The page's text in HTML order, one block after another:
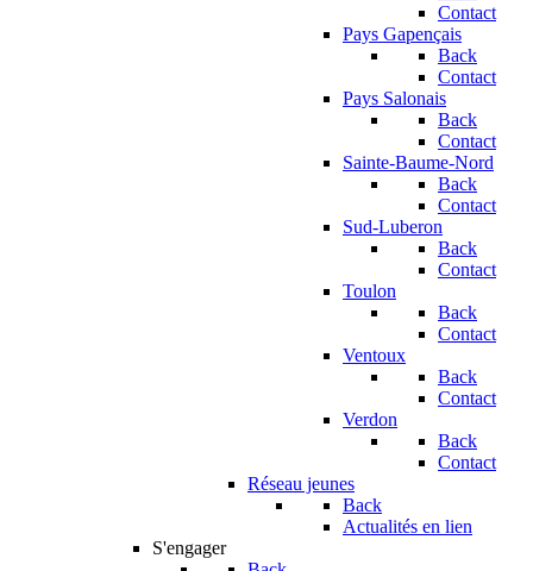
Contact
Pays Gapençais
Back
Contact
Pays Salonais
Back
Contact
Sainte-Baume-Nord
Back
Contact
Sud-Luberon
Back
Contact
Toulon
Back
Contact
Ventoux
Back
Contact
Verdon
Back
Contact
Réseau jeunes
Back
Actualités en lien
S'engager